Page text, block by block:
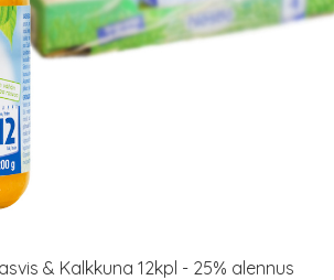
& Kalkkuna 12kpl - 25% alennus